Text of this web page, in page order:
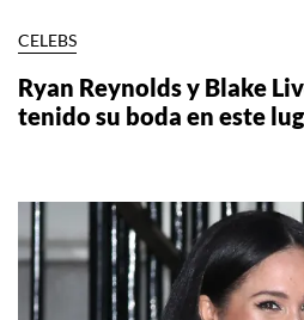
CELEBS
Ryan Reynolds y Blake
tenido su boda en este